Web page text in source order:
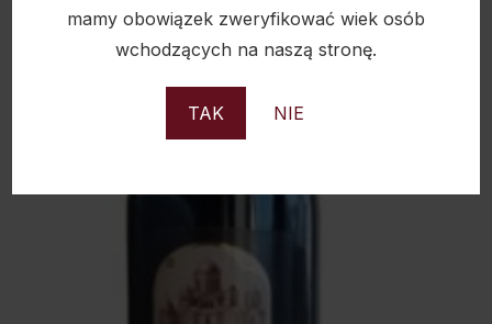
mamy obowiązek zweryfikować wiek osób
wchodzących na naszą stronę.
TAK NIE